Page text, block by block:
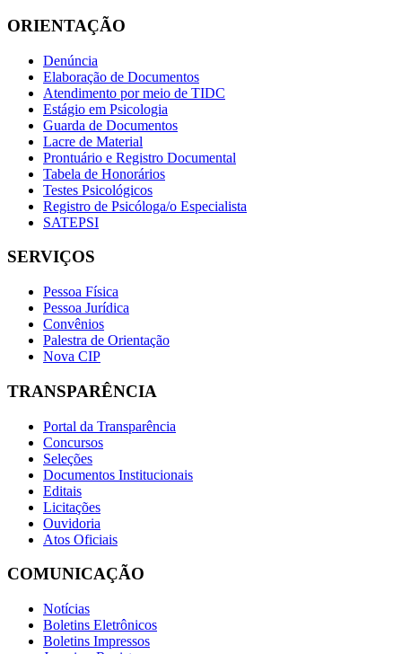
ORIENTAÇÃO
Denúncia
Elaboração de Documentos
Atendimento por meio de TIDC
Estágio em Psicologia
Guarda de Documentos
Lacre de Material
Prontuário e Registro Documental
Tabela de Honorários
Testes Psicológicos
Registro de Psicóloga/o Especialista
SATEPSI
SERVIÇOS
Pessoa Física
Pessoa Jurídica
Convênios
Palestra de Orientação
Nova CIP
TRANSPARÊNCIA
Portal da Transparência
Concursos
Seleções
Documentos Institucionais
Editais
Licitações
Ouvidoria
Atos Oficiais
COMUNICAÇÃO
Notícias
Boletins Eletrônicos
Boletins Impressos